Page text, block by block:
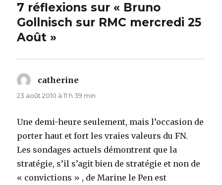
7 réflexions sur « Bruno
Gollnisch sur RMC mercredi 25
Août »
catherine
23 août 2010 à 11 h 39 min
Une demi-heure seulement, mais l’occasion de
porter haut et fort les vraies valeurs du FN.
Les sondages actuels démontrent que la
stratégie, s’il s’agit bien de stratégie et non de
« convictions » , de Marine le Pen est